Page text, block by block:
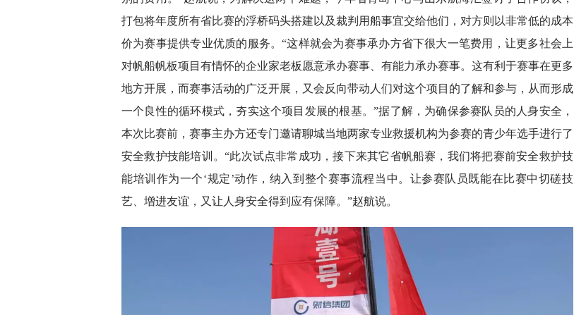
打包将年度所有省比赛的浮桥码头搭建以及裁判用船事宜交给他们，对方则以非常低的成本
价为赛事提供专业优质的服务。“这样就会为赛事承办方省下很大一笔费用，让更多社会上
对帆船帆板项目有情怀的企业家老板愿意承办赛事、有能力承办赛事。这有利于赛事在更多
地方开展，而赛事活动的广泛开展，又会反向带动人们对这个项目的了解和参与，从而形成
一个良性的循环模式，夯实这个项目发展的根基。”据了解，为确保参赛队员的人身安全，
本次比赛前，赛事主办方还专门邀请聊城当地两家专业救援机构为参赛的青少年选手进行了
安全救护技能培训。“此次试点非常成功，接下来其它省帆船赛，我们将把赛前安全救护技
能培训作为一个‘规定’动作，纳入到整个赛事流程当中。让参赛队员既能在比赛中切磋技
艺、增进友谊，又让人身安全得到应有保障。”赵航说。